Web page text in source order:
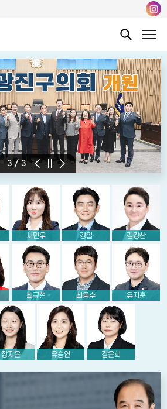
1 / 3
서민우 강일 김강산
최규철 최동수 유지훈
장지은 유승연 김은희